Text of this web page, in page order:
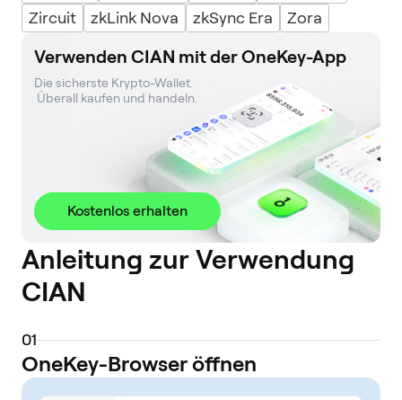
Zircuit
zkLink Nova zkSync Era Zora
Verwenden CIAN mit der OneKey-App
Die sicherste Krypto-Wallet.
Überall kaufen und handeln.
Kostenlos erhalten
Anleitung zur Verwendung
CIAN
01
OneKey-Browser öffnen